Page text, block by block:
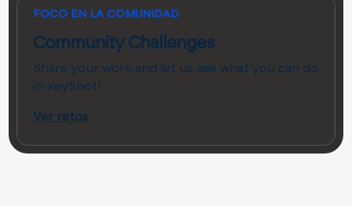
FOCO EN LA COMUNIDAD
Community Challenges
Share your work and let us see what you can do
in KeyShot!
Ver retos